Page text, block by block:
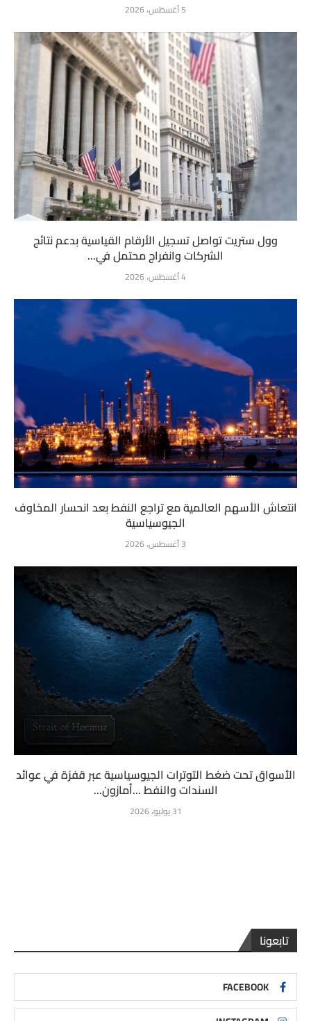
5 أغسطس، 2026
وول ستريت تواصل تسجيل الأرقام القياسية بدعم نتائج
الشركات وانفراج محتمل في...
4 أغسطس، 2026
انتعاش الأسهم العالمية مع تراجع النفط بعد انحسار المخاوف
الجيوسياسية
3 أغسطس، 2026
الأسواق تحت ضغط التوترات الجيوسياسية عبر قفزة في عوائد
السندات والنفط …أمازون...
31 يوليو، 2026
تابعونا
FACEBOOK